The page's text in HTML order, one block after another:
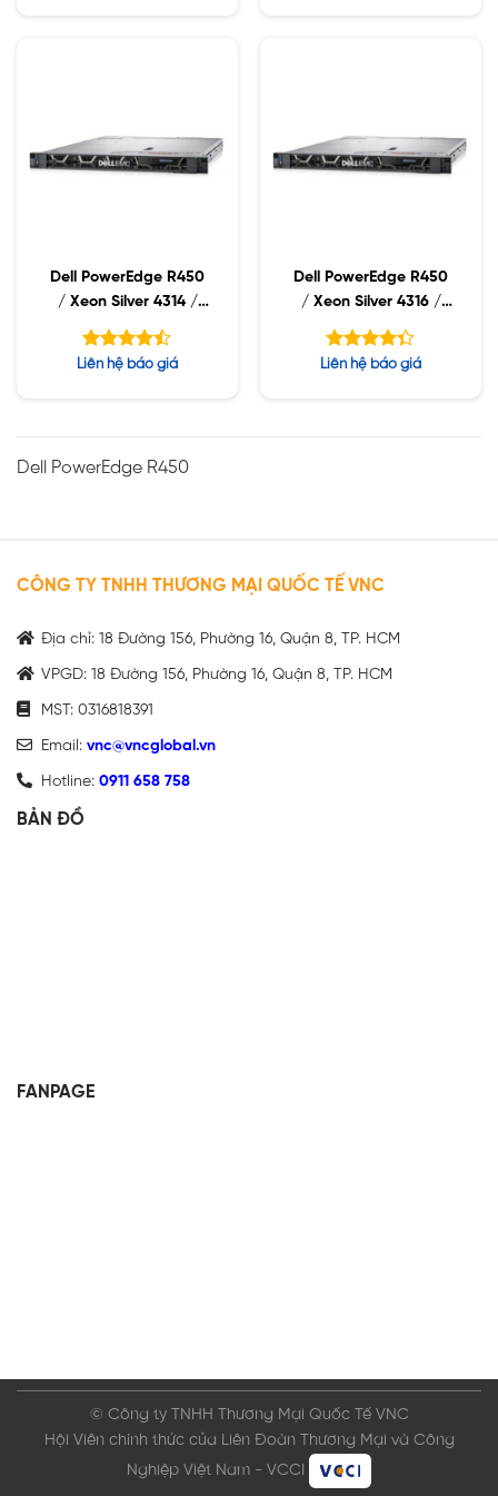
Dell PowerEdge R450
/ Xeon Silver 4314 /
32GB RDIMM / 960GB
SSD / PS 800W
Được xếp
Liên hệ báo giá
Dell PowerEdge R450
/ Xeon Silver 4316 /
32GB RDIMM / 960GB
SSD / PS 800W
Được xếp
Liên hệ báo giá
Dell PowerEdge R450
CÔNG TY TNHH THƯƠNG MẠI QUỐC TẾ VNC
Địa chỉ: 18 Đường 156, Phường 16, Quận 8, TP. HCM
VPGD: 18 Đường 156, Phường 16, Quận 8, TP. HCM
MST: 0316818391
Email: vnc@vncglobal.vn
Hotline: 0911 658 758
BẢN ĐỒ
FANPAGE
© Công ty TNHH Thương Mại Quốc Tế VNC
Hội Viên chính thức của Liên Đoàn Thương Mại và Công
Nghiệp Việt Nam - VCCI